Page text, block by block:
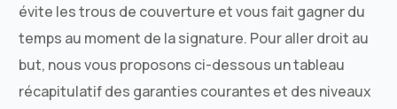
évite les trous de couverture et vous fait gagner du
temps au moment de la signature. Pour aller droit au
but, nous vous proposons ci-dessous un tableau
récapitulatif des garanties courantes et des niveaux